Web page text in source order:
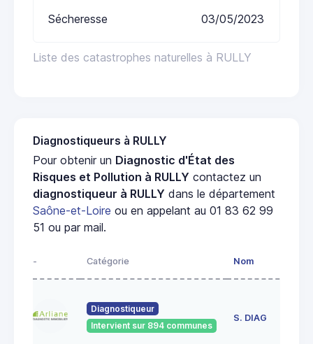
Liste des catastrophes naturelles à RULLY
Sécheresse 03/05/2023
Diagnostiqueurs à RULLY
Pour obtenir un Diagnostic d'État des
Risques et Pollution à RULLY contactez un
diagnostiqueur à RULLY dans le département
Saône-et-Loire ou en appelant au 01 83 62 99
51 ou par mail.
- Catégorie Nom
Diagnostiqueur
Intervient sur 894 communes
S. DIAG